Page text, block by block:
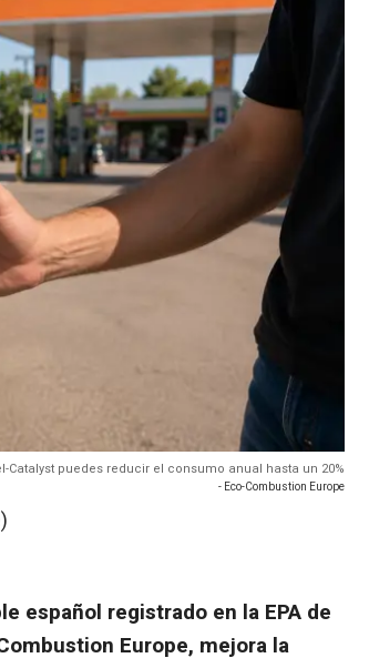
Catalyst puedes reducir el consumo anual hasta un 20%
- Eco-Combustion Europe
español registrado en la EPA de
Europe, mejora la